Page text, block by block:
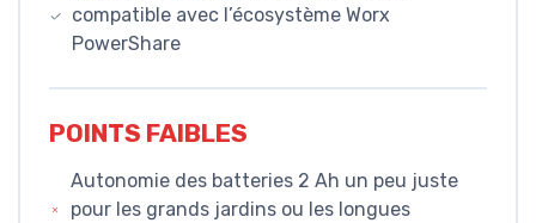
compatible avec l’écosystème Worx
PowerShare
POINTS FAIBLES
Autonomie des batteries 2 Ah un peu juste
pour les grands jardins ou les longues